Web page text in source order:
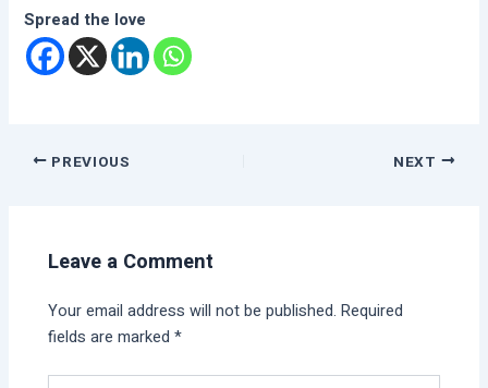
Spread the love
PREVIOUS NEXT
Leave a Comment
Your email address will not be published. Required
fields are marked*